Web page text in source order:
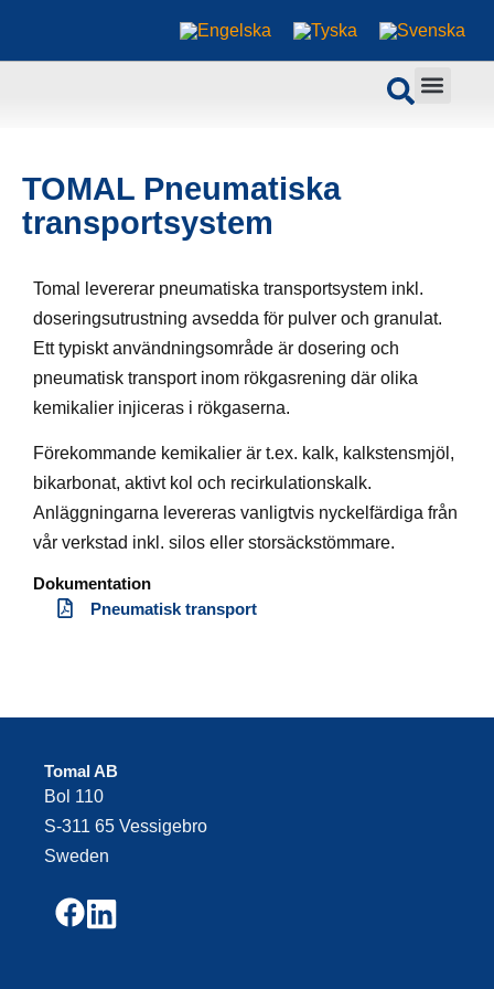
TOMAL Pneumatiska
transportsystem
Tomal levererar pneumatiska transportsystem inkl.
doseringsutrustning avsedda för pulver och granulat.
Ett typiskt användningsområde är dosering och
pneumatisk transport inom rökgasrening där olika
kemikalier injiceras i rökgaserna.
Förekommande kemikalier är t.ex. kalk, kalkstensmjöl,
bikarbonat, aktivt kol och recirkulationskalk.
Anläggningarna levereras vanligtvis nyckelfärdiga från
vår verkstad inkl. silos eller storsäckstömmare.
Dokumentation
Pneumatisk transport
Tomal AB
Bol 110
S-311 65 Vessigebro
Sweden